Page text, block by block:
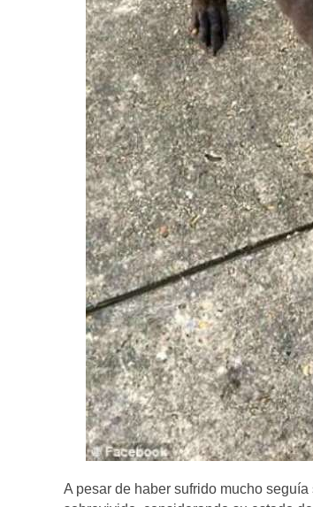
A pesar de haber sufrido mucho